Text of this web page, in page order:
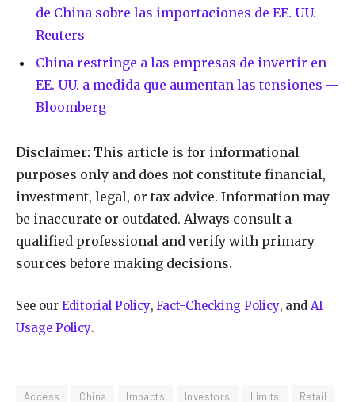
de China sobre las importaciones de EE. UU. —
Reuters
China restringe a las empresas de invertir en
EE. UU. a medida que aumentan las tensiones —
Bloomberg
Disclaimer: This article is for informational
purposes only and does not constitute financial,
investment, legal, or tax advice. Information may
be inaccurate or outdated. Always consult a
qualified professional and verify with primary
sources before making decisions.
See our Editorial Policy, Fact-Checking Policy, and AI
Usage Policy.
Access China Impacts Investors Limits
Retail